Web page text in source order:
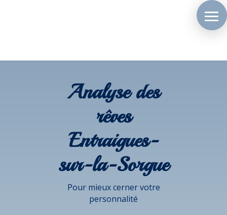
Analyse des
rêves
Entraigues-
sur-la-Sorgue
Pour mieux cerner votre
personnalité